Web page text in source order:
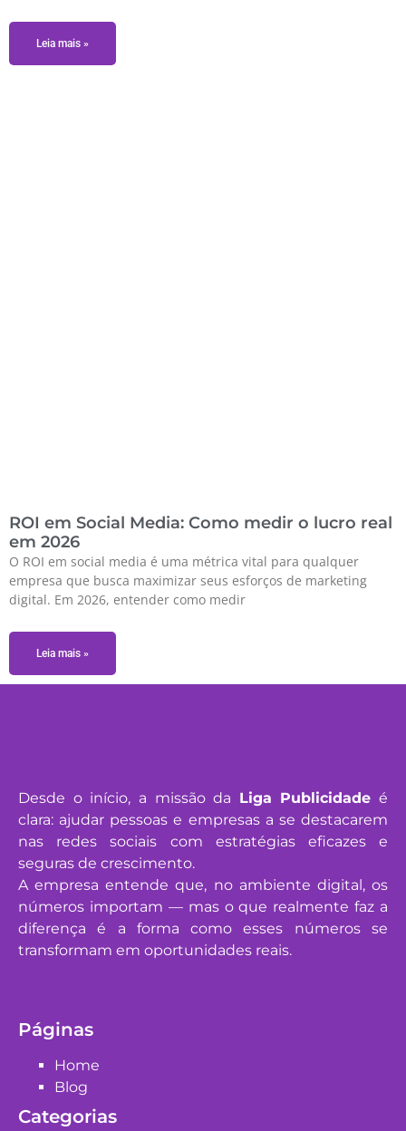
Leia mais »
ROI em Social Media: Como medir o lucro real
em 2026
O ROI em social media é uma métrica vital para qualquer
empresa que busca maximizar seus esforços de marketing
digital. Em 2026, entender como medir
Leia mais »
Desde o início, a missão da Liga Publicidade é
clara: ajudar pessoas e empresas a se destacarem
nas redes sociais com estratégias eficazes e
seguras de crescimento.
A empresa entende que, no ambiente digital, os
números importam — mas o que realmente faz a
diferença é a forma como esses números se
transformam em oportunidades reais.
Páginas
Home
Blog
Categorias